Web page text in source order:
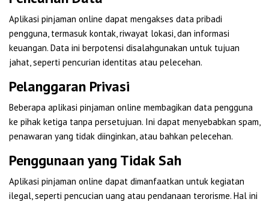
Aplikasi pinjaman online dapat mengakses data pribadi
pengguna, termasuk kontak, riwayat lokasi, dan informasi
keuangan. Data ini berpotensi disalahgunakan untuk tujuan
jahat, seperti pencurian identitas atau pelecehan.
Pelanggaran Privasi
Beberapa aplikasi pinjaman online membagikan data pengguna
ke pihak ketiga tanpa persetujuan. Ini dapat menyebabkan spam,
penawaran yang tidak diinginkan, atau bahkan pelecehan.
Penggunaan yang Tidak Sah
Aplikasi pinjaman online dapat dimanfaatkan untuk kegiatan
ilegal, seperti pencucian uang atau pendanaan terorisme. Hal ini